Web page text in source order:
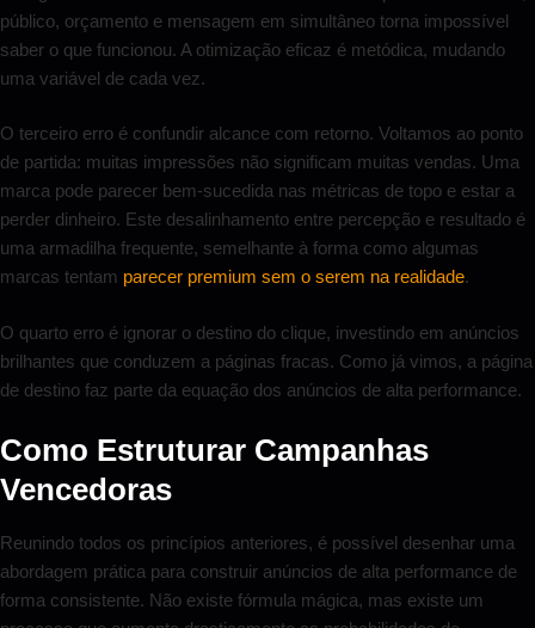
público, orçamento e mensagem em simultâneo torna impossível
saber o que funcionou. A otimização eficaz é metódica, mudando
uma variável de cada vez.
O terceiro erro é confundir alcance com retorno. Voltamos ao ponto
de partida: muitas impressões não significam muitas vendas. Uma
marca pode parecer bem-sucedida nas métricas de topo e estar a
perder dinheiro. Este desalinhamento entre percepção e resultado é
uma armadilha frequente, semelhante à forma como algumas
marcas tentam parecer premium sem o serem na realidade.
O quarto erro é ignorar o destino do clique, investindo em anúncios
brilhantes que conduzem a páginas fracas. Como já vimos, a página
de destino faz parte da equação dos anúncios de alta performance.
Como Estruturar Campanhas
Vencedoras
Reunindo todos os princípios anteriores, é possível desenhar uma
abordagem prática para construir anúncios de alta performance de
forma consistente. Não existe fórmula mágica, mas existe um